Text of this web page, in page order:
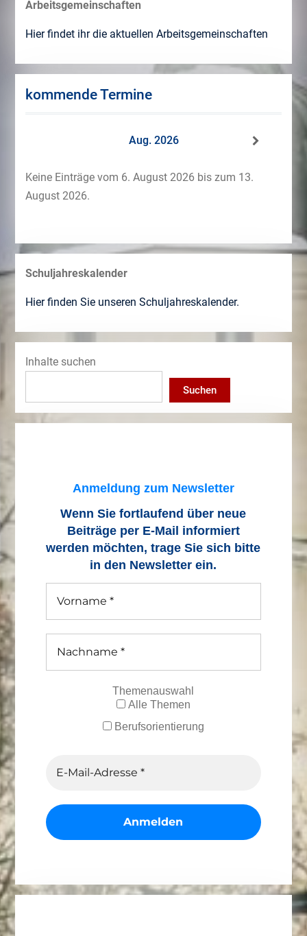
Arbeitsgemeinschaften
Hier findet ihr die aktuellen Arbeitsgemeinschaften
kommende Termine
Aug. 2026
Keine Einträge vom 6. August 2026 bis zum 13.
August 2026.
Schuljahreskalender
Hier finden Sie unseren Schuljahreskalender.
Inhalte suchen
Suchen
Anmeldung zum Newsletter
Wenn Sie fortlaufend über neue
Beiträge per E-Mail informiert
werden möchten, trage Sie sich bitte
in den Newsletter ein.
Themenauswahl
Alle Themen
Berufsorientierung